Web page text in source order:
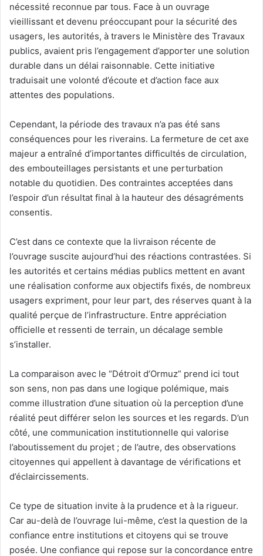
nécessité reconnue par tous. Face à un ouvrage
vieillissant et devenu préoccupant pour la sécurité des
usagers, les autorités, à travers le Ministère des Travaux
publics, avaient pris l’engagement d’apporter une solution
durable dans un délai raisonnable. Cette initiative
traduisait une volonté d’écoute et d’action face aux
attentes des populations.
Cependant, la période des travaux n’a pas été sans
conséquences pour les riverains. La fermeture de cet axe
majeur a entraîné d’importantes difficultés de circulation,
des embouteillages persistants et une perturbation
notable du quotidien. Des contraintes acceptées dans
l’espoir d’un résultat final à la hauteur des désagréments
consentis.
C’est dans ce contexte que la livraison récente de
l’ouvrage suscite aujourd’hui des réactions contrastées. Si
les autorités et certains médias publics mettent en avant
une réalisation conforme aux objectifs fixés, de nombreux
usagers expriment, pour leur part, des réserves quant à la
qualité perçue de l’infrastructure. Entre appréciation
officielle et ressenti de terrain, un décalage semble
s’installer.
La comparaison avec le “Détroit d’Ormuz” prend ici tout
son sens, non pas dans une logique polémique, mais
comme illustration d’une situation où la perception d’une
réalité peut différer selon les sources et les regards. D’un
côté, une communication institutionnelle qui valorise
l’aboutissement du projet ; de l’autre, des observations
citoyennes qui appellent à davantage de vérifications et
d’éclaircissements.
Ce type de situation invite à la prudence et à la rigueur.
Car au-delà de l’ouvrage lui-même, c’est la question de la
confiance entre institutions et citoyens qui se trouve
posée. Une confiance qui repose sur la concordance entre